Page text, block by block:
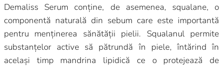
Demaliss Serum conține, de asemenea, squalane, o
componentă naturală din sebum care este importantă
pentru menținerea sănătății pielii. Squalanul permite
substanțelor active să pătrundă în piele, întărind în
același timp mandrina lipidică ce o protejează de